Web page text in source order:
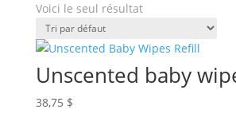
Voici le seul résultat
Unscented baby
38,75 $